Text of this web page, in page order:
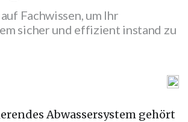
Fachwissen, um Ihr
sicher und effizient instand zu
Abwassersystem gehört